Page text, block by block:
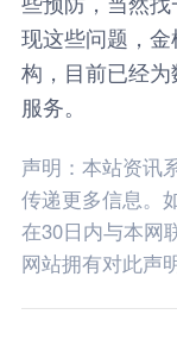
现这些问题， 金
构，目前已经
服务。
声明：本站资讯
传递更多信息。
在30日内与本网
网站拥有对此声